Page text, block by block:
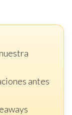
antes